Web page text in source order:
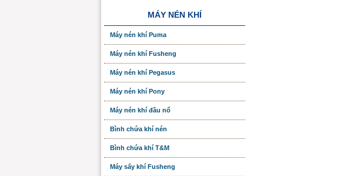
MÁY NÉN KHÍ
Máy nén khí Puma
Máy nén khí Fusheng
Máy nén khí Pegasus
Máy nén khí Pony
Máy nén khí đầu nổ
Bình chứa khí nén
Bình chứa khí T&M
Máy sấy khí Fusheng